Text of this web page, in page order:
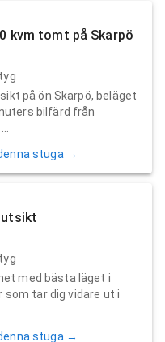
kvm tomt på Skarpö
på ön Skarpö, beläget
bilfärd från
stuga →
med bästa läget i
tar dig vidare ut i
stuga →